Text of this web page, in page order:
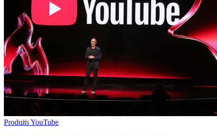
Produits YouTube